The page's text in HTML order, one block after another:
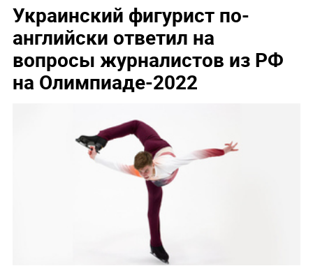
Украинский фигурист по-
английски ответил на
вопросы журналистов из РФ
на Олимпиаде-2022